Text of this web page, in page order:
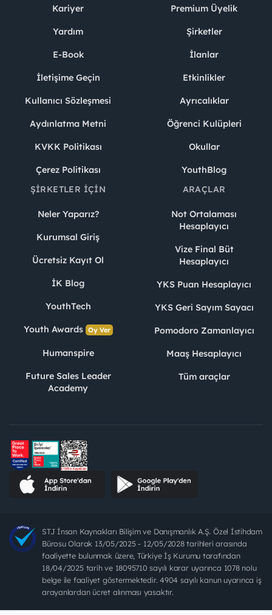
Kariyer
Yardım
E-Book
İletişime Geçin
Kullanıcı Sözleşmesi
Aydınlatma Metni
KVKK Politikası
Çerez Politikası
Premium Üyelik
Şirketler
İlanlar
Etkinlikler
Ayrıcalıklar
Öğrenci Kulüpleri
Okullar
YouthBlog
ŞIRKETLER İÇIN
Neler Yaparız?
Kurumsal Giriş
Ücretsiz Kayıt Ol
İK Blog
YouthTech
Youth Awards Oy Ver
Humanspire
Future Sales Leader
Academy
ARAÇLAR
Not Ortalaması
Hesaplayıcı
Vize Final Büt
Hesaplayıcı
YKS Puan Hesaplayıcı
YKS Geri Sayım Sayacı
Pomodoro Zamanlayıcı
Maaş Hesaplayıcı
Tüm araçlar
STJ İnsan Kaynakları Bilişim ve Danışmanlık A.Ş. Özel İstihdam
Bürosu Olarak 13/05/2025 - 12/05/2028 tarihleri arasında
faaliyette bulunmak üzere, Türkiye İş Kurumu tarafından
18/04/2025 tarih ve 18095710 sayılı karar uyarınca 1078 nolu
belge ile faaliyet göstermektedir. 4904 sayılı kanun uyarınca iş
arayanlardan ücret alınması yasaktır.